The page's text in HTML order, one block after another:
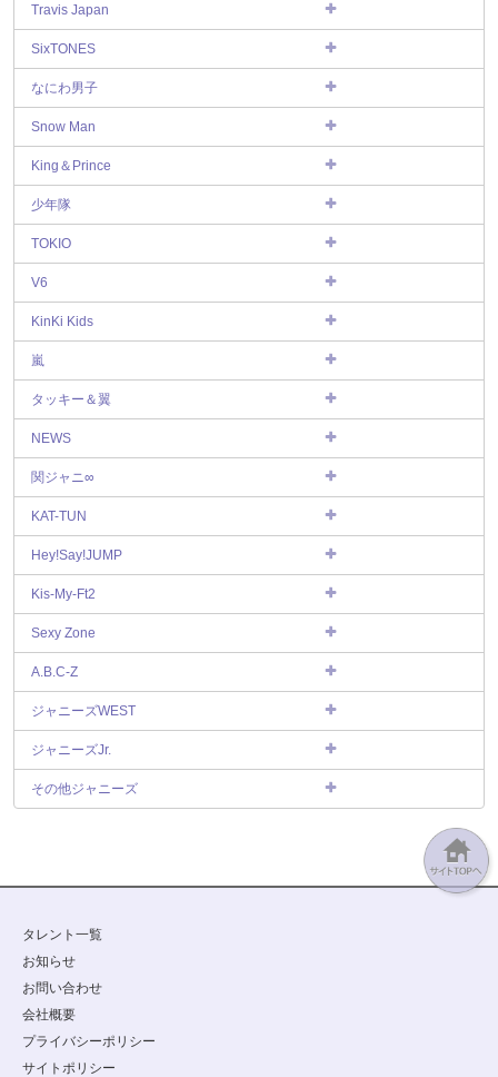
Travis Japan
SixTONES
なにわ男子
Snow Man
King＆Prince
少年隊
TOKIO
V6
KinKi Kids
嵐
タッキー＆翼
NEWS
関ジャニ∞
KAT-TUN
Hey!Say!JUMP
Kis-My-Ft2
Sexy Zone
A.B.C-Z
ジャニーズWEST
ジャニーズJr.
その他ジャニーズ
タレント一覧
お知らせ
お問い合わせ
会社概要
プライバシーポリシー
サイトポリシー